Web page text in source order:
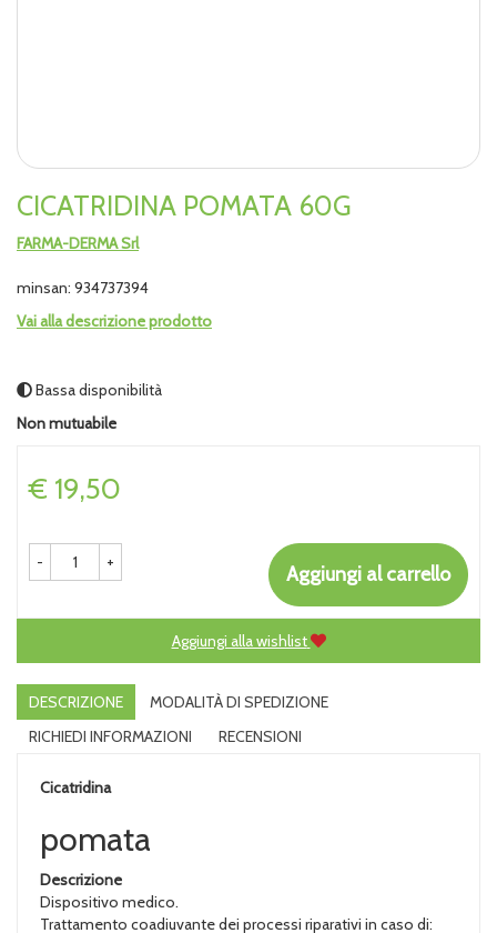
CICATRIDINA POMATA 60G
FARMA-DERMA Srl
minsan: 934737394
Vai alla descrizione prodotto
Bassa disponibilità
Non mutuabile
Prezzo
€ 19,50
- + Aggiungi al carrello
Aggiungi alla wishlist
DESCRIZIONE
MODALITÀ DI SPEDIZIONE
RICHIEDI INFORMAZIONI
RECENSIONI
Cicatridina
pomata
Descrizione
Dispositivo medico.
Trattamento coadiuvante dei processi riparativi in caso di: